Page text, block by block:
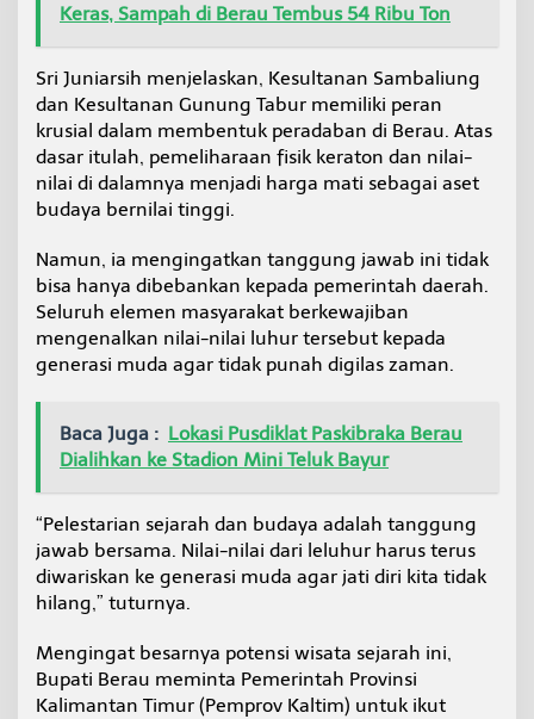
b
u
s
e
b
a
a
a
r
s
a
n
d
a
y
a
Keras, Sampah di Berau Tembus 54 Ribu Ton
Sri Juniarsih menjelaskan, Kesultanan Sambaliung
dan Kesultanan Gunung Tabur memiliki peran
krusial dalam membentuk peradaban di Berau. Atas
dasar itulah, pemeliharaan fisik keraton dan nilai-
nilai di dalamnya menjadi harga mati sebagai aset
budaya bernilai tinggi.
Namun, ia mengingatkan tanggung jawab ini tidak
bisa hanya dibebankan kepada pemerintah daerah.
Seluruh elemen masyarakat berkewajiban
mengenalkan nilai-nilai luhur tersebut kepada
generasi muda agar tidak punah digilas zaman.
Baca Juga : Lokasi Pusdiklat Paskibraka Berau
Dialihkan ke Stadion Mini Teluk Bayur
“Pelestarian sejarah dan budaya adalah tanggung
jawab bersama. Nilai-nilai dari leluhur harus terus
diwariskan ke generasi muda agar jati diri kita tidak
hilang,” tuturnya.
Mengingat besarnya potensi wisata sejarah ini,
Bupati Berau meminta Pemerintah Provinsi
Kalimantan Timur (Pemprov Kaltim) untuk ikut